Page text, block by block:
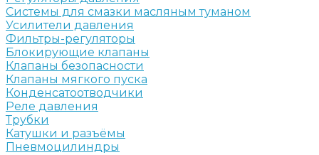
Системы для смазки масляным туманом
Усилители давления
Фильтры-регуляторы
Блокирующие клапаны
Клапаны безопасности
Клапаны мягкого пуска
Конденсатоотводчики
Реле давления
Трубки
Катушки и разъёмы
Пневмоцилиндры